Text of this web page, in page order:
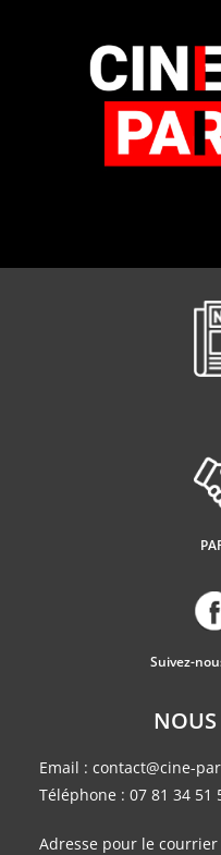
Suivez-
NOUS
Email : contact@cine-
Téléphone : 07 81 34 51
Adresse pour le courrier